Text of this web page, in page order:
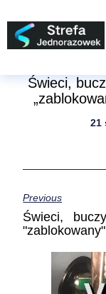
Świeci,
21
Previous
Świeci,